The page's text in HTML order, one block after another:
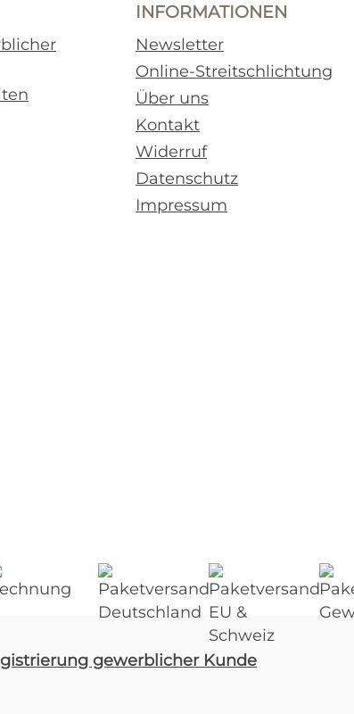
INFORMATIONEN
Newsletter
Online-Streitschlichtung
Über uns
Kontakt
Widerruf
Datenschutz
Impressum
gewerblicher Kunde